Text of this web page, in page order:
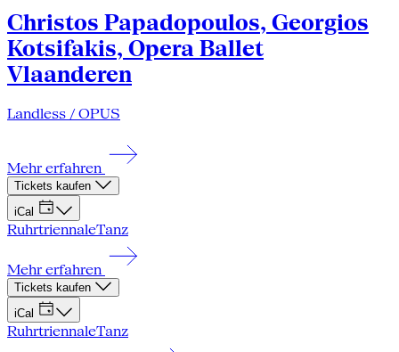
Christos Papadopoulos, Georgios
Kotsifakis, Opera Ballet
Vlaanderen
Landless / OPUS
Mehr erfahren
Tickets kaufen
iCal
RuhrtriennaleTanz
Mehr erfahren
Tickets kaufen
iCal
RuhrtriennaleTanz